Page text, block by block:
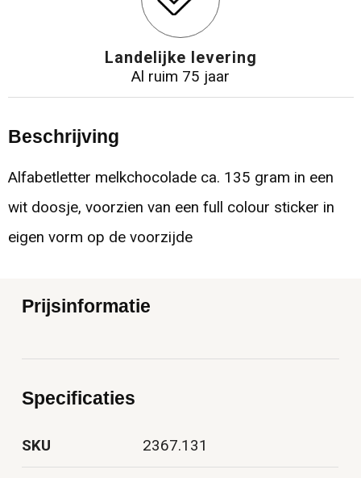
Landelijke levering
Al ruim 75 jaar
Beschrijving
Alfabetletter melkchocolade ca. 135 gram in een
wit doosje, voorzien van een full colour sticker in
eigen vorm op de voorzijde
Prijsinformatie
Specificaties
SKU 2367.131